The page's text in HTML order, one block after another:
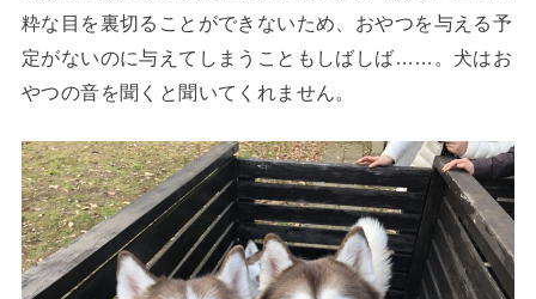
粋な目を裏切ることができないため、おやつを与える予
定がないのに与えてしまうこともしばしば……。 犬はお
やつの音を聞くと聞いてくれません。